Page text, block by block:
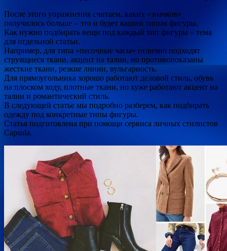
После этого упражнения считаем, каких «значков»
получилось больше – это и будет вашим типом фигуры.
Как нужно подбирать вещи под каждый тип фигуры – тема
для отдельной статьи.
Например, для типа «песочные часы» отлично подходят
струящиеся ткани, акцент на талии, но противопоказаны
жесткие ткани, резкие линии, вульгарность.
Для прямоугольника хорошо работают деловой стиль, обувь
на плоском ходу, плотные ткани, но хуже работают акцент на
талии и романтический стиль.
В следующей статье мы подробно разберем, как подбирать
одежду под конкретные типы фигуры.
Статья подготовлена при помощи сервиса личных стилистов
Capsula.